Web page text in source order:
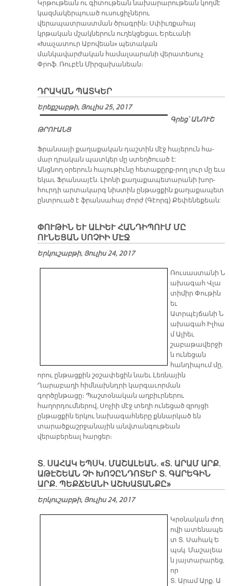
Կրթութեան ու գիտութեան նախարարութեան կողմէ
կազմակերպուած ուսուցիչներու
վերապատրաստման ծրագրին։ Սփիւռքահայ
կրթական մշակներուն ուղեկցեցաւ Երեւանի
«Խաչատուր Աբովեան» պետական
մանկավարժական համալսարանի վերատեսուչ
Փրոֆ. Ռուբէն Միրզախանեան։
ԴՐԱԿԱՆ ՊԱՏԿԵՐ
Երեքշաբթի, Յուլիս 25, 2017
Գրեց՝ ԱՆՈՒՇ
ԹՐՈՒԱՆՑ
Ֆրան­սա­յի քա­ղա­քա­կան դաշ­տին մէջ հա­յե­րուն հա­
մար դրա­կան պատ­կեր մը ստեղ­ծուած է:
Անց­նող օ­րե­րուն հա­յու­թիւ­նը հե­տաքըրք­-րող լուր մը եւս
ե­կաւ Ֆրան­սա­յէն. Լիո­նի քա­ղա­քա­պե­տա­րա­նի խոր­
հուր­դի ար­տա­կարգ նիս­տին ըն­թաց­քին քա­ղա­քա­պետ
ընտ­րուած է ֆրան­սա­հայ Ժորժ (Գէորգ) Քե­փե­նե­քեան:
ՓՈՒԹԻՆ ԵՒ ԱԼԻԵՒ ՀԱՆԴԻՊՈՒՄ ՄԸ
ՈՒՆԵՑԱՆ ՍՈՉԻԻ ՄԷՋ
Երկուշաբթի, Յուլիս 24, 2017
Ռուսաստանի Ն
ախագահ Վլա
տիմիր Փութին
եւ
Ատրպէյճանի Ն
ախագահ Իլհա
մ Ալիեւ
շաբաթավերջի
ն ունեցան
հանդիպում մը,
որու ընթացքին շօշափեցին նաեւ Լեռնային
Ղարաբաղի հիմնախնդրի կարգաւորման
գործընթացը։ Պաշտօնական աղբիւրներու
հաղորդումներով, Սոչիի մէջ տեղի ունեցած զրոյցի
ընթացքին երկու նախագահները քննարկած են
տարածքաշրջանային անվտանգութեան
վերաբերեալ հարցեր։
Տ. ՍԱՀԱԿ ԵՊՍԿ. ՄԱՇԱԼԵԱՆ. «Տ. ԱՐԱՄ ԱՐՔ.
ԱԹԷՇԵԱՆ ՉԻ ԽՈՉԸՆԴՈՏԵՐ Տ. ԳԱՐԵԳԻՆ
ԱՐՔ. ՊԵՔՃԵԱՆԻ ԱՇԽԱՏԱՆՔԸ»
Երկուշաբթի, Յուլիս 24, 2017
Կրօնական ժող
ովի ատենապե
տ Տ. Սահակ Ե
պսկ. Մաշալեա
ն յայտարարեց,
որ
Տ. Արամ Արք. Ա